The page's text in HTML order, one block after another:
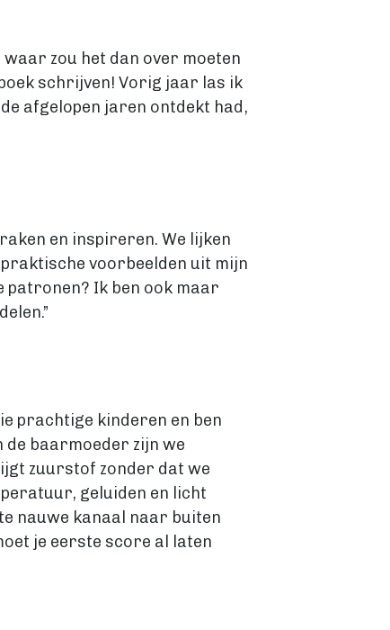
zou het dan over moeten
schrijven! Vorig jaar las ik
afgelopen jaren ontdekt had,
en inspireren. We lijken
praktische voorbeelden uit mijn
patronen? Ik ben ook maar
prachtige kinderen en ben
de baarmoeder zijn we
zuurstof zonder dat we
geluiden en licht
nauwe kanaal naar buiten
je eerste score al laten